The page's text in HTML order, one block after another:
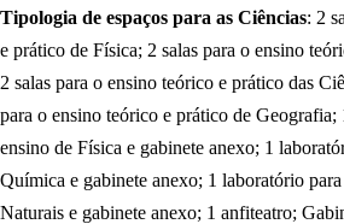
Tipologia de espaços para as Ciências: 2
e prático de Física; 2 salas para o ensino
2 salas para o ensino teórico e prático das
para o ensino teórico e prático de
ensino de Física e gabinete anexo; 1
Química e gabinete anexo; 1 laboratório
Naturais e gabinete anexo; 1 anfiteatro;